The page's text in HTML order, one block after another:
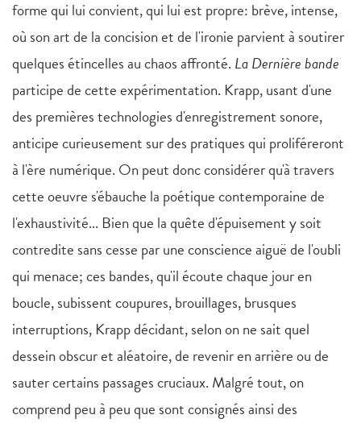
forme qui lui convient, qui lui est propre: brève, intense,
où son art de la concision et de l'ironie parvient à soutirer
quelques étincelles au chaos affronté. La Dernière bande
participe de cette expérimentation. Krapp, usant d'une
des premières technologies d'enregistrement sonore,
anticipe curieusement sur des pratiques qui proliféreront
à l'ère numérique. On peut donc considérer qu'à travers
cette oeuvre s'ébauche la poétique contemporaine de
l'exhaustivité... Bien que la quête d'épuisement y soit
contredite sans cesse par une conscience aiguë de l'oubli
qui menace; ces bandes, qu'il écoute chaque jour en
boucle, subissent coupures, brouillages, brusques
interruptions, Krapp décidant, selon on ne sait quel
dessein obscur et aléatoire, de revenir en arrière ou de
sauter certains passages cruciaux. Malgré tout, on
comprend peu à peu que sont consignés ainsi des